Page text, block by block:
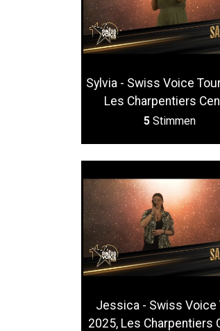
Sylvia - Swiss Voice
Les Charpentiers
5 Stimmen
Jessica - Swiss Voice
2025, Les Charpentiers